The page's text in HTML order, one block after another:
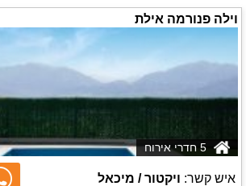
וילה פנורמה אילת
איש קשר: ויקטור / מיכאל